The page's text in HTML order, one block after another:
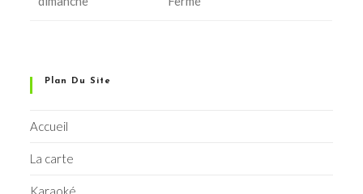
Plan Du Site
Accueil
La carte
Karaoké